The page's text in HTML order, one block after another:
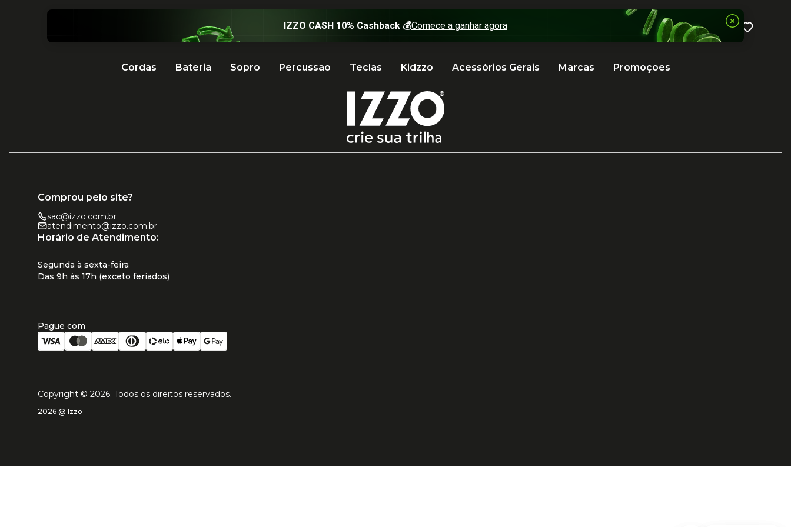
Cordas Bateria Sopro Percussão Teclas Kidzzo Acessórios Gerais Marcas Promoções
Comprou pelo site?
sac@izzo.com.br
atendimento@izzo.com.br
Horário de Atendimento:
Segunda à sexta-feira
Das 9h às 17h (exceto feriados)
Pague com
Copyright © 2026. Todos os direitos reservados.
2026 @ Izzo